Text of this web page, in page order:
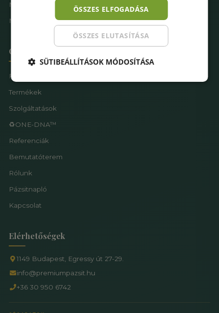
Műfűves sportpálya
Műfű játszótérre
Oldaltérkép
Főoldal
Termékek
Szolgáltatások
♻️ONE-DNA™
Referenciák
Bemutatóterem
Rólunk
Pázsitnapló
Kapcsolat
Elérhetőségek
1149 Budapest, Egressy út 27-29.
info@premiumpazsit.hu
+36 30 950 6742
ÖSSZES ELFOGADÁSA
ÖSSZES ELUTASÍTÁSA
SÜTIBEÁLLÍTÁSOK MÓDOSÍTÁSA